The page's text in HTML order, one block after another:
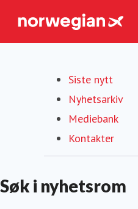
Siste nytt
Nyhetsarkiv
Mediebank
Kontakter
Søk i nyhetsrom